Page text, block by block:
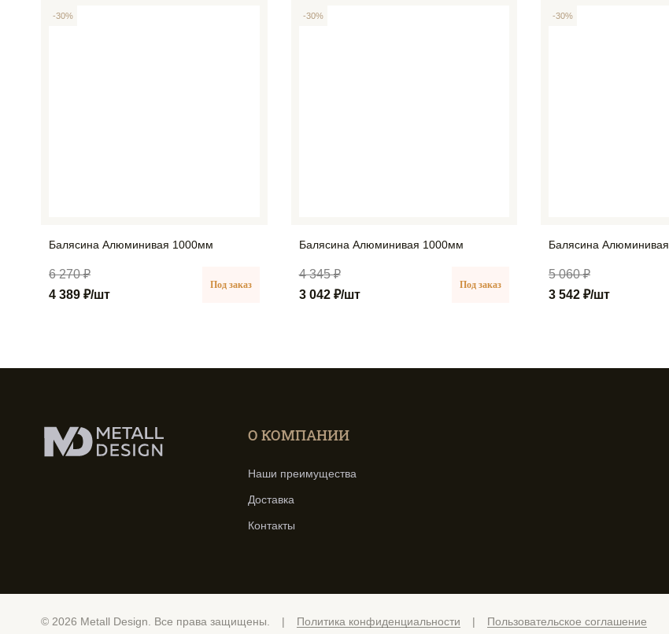
-30%
Балясина Алюминивая 1000мм
6 270 ₽
4 389 ₽/шт
Под заказ
-30%
Балясина Алюминивая 1000мм
4 345 ₽
3 042 ₽/шт
Под заказ
-30%
Балясина
5 060 ₽
3 542 ₽/шт
О КОМПАНИИ
Наши преимущества
Доставка
Контакты
© 2026 Metall Design. Все права защищены. | Политика конфиденциальности | Пользовательское соглашение